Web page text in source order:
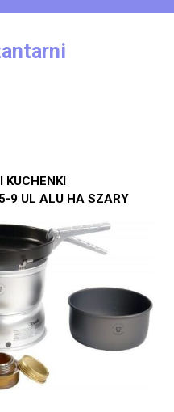
KUCHENKI
9 UL ALU HA SZARY